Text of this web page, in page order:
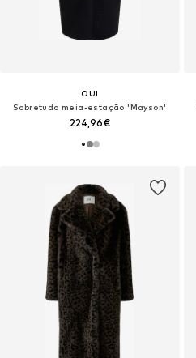
OUI
Sobretudo meia-estação 'Mayson'
224,96€